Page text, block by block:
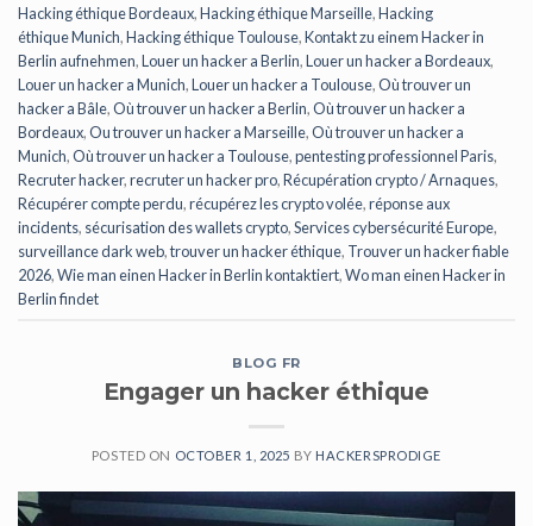
Hacking éthique Bordeaux,Hacking éthique Marseille,Hacking
éthique Munich,Hacking éthique Toulouse,Kontakt zu einem Hacker in
Berlin aufnehmen,Louer un hacker a Berlin,Louer un hacker a Bordeaux,
Louer un hacker a Munich,Louer un hacker a Toulouse,Où trouver un
hacker a Bâle,Où trouver un hacker a Berlin,Où trouver un hacker a
Bordeaux,Ou trouver un hacker a Marseille,Où trouver un hacker a
Munich,Où trouver un hacker a Toulouse,pentesting professionnel Paris,
Recruter hacker,recruter un hacker pro,Récupération crypto / Arnaques,
Récupérer compte perdu,récupérez les crypto volée,réponse aux
incidents, sécurisation des wallets crypto,Services cybersécurité Europe,
surveillance dark web,trouver un hacker éthique, Trouver un hacker fiable
2026,Wie man einen Hacker in Berlin kontaktiert,Wo man einen Hacker in
Berlin findet
BLOG FR
Engager un hacker éthique
POSTED ON OCTOBER 1, 2025 BY HACKERSPRODIGE